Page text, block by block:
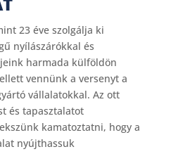
23 éve szolgálja ki
nyílászárókkal és
harmada külföldön
vennünk a versenyt a
vállalatokkal. Az ott
és tapasztalatot
kamatoztatni, hogy a
nyújthassuk